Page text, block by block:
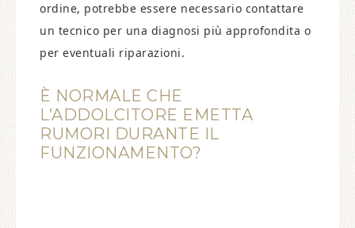
ordine, potrebbe essere necessario contattare
un tecnico per una diagnosi più approfondita o
per eventuali riparazioni.
È NORMALE CHE
L’ADDOLCITORE EMETTA
RUMORI DURANTE IL
FUNZIONAMENTO?